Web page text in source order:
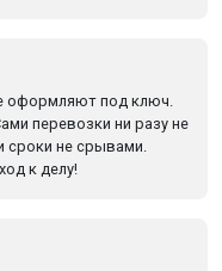
оформляют под ключ.
перевозки ни разу не
сроки не срывами.
к делу!